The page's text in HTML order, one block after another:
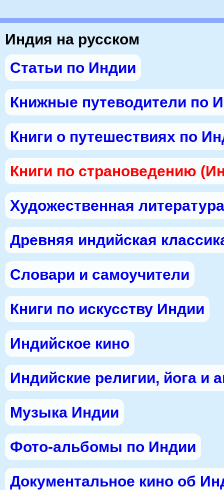
Индия на русском
Статьи по Индии
Книжные путеводители по
Книги о путешествиях по
Книги по страноведению
Художественная
Древняя индийская
Словари и самоучители
Книги по искусству Индии
Индийское кино
Индийские религии, йога и
Музыка Индии
Фото-альбомы по Индии
Документальное кино об